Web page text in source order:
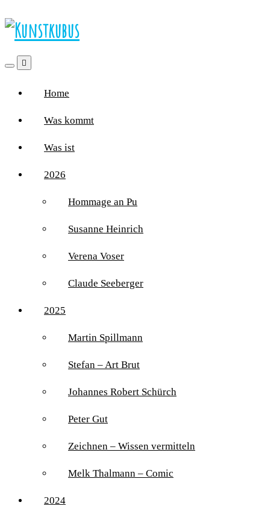
Home
Was kommt
Was ist
2026
Hommage an Pu
Susanne Heinrich
Verena Voser
Claude Seeberger
2025
Martin Spillmann
Stefan – Art Brut
Johannes Robert Schürch
Peter Gut
Zeichnen – Wissen vermitteln
Melk Thalmann – Comic
2024